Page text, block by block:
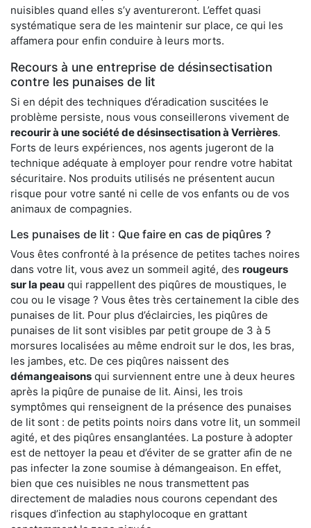
nuisibles quand elles s’y aventureront. L’effet quasi
systématique sera de les maintenir sur place, ce qui les
affamera pour enfin conduire à leurs morts.
Recours à une entreprise de désinsectisation
contre les punaises de lit
Si en dépit des techniques d’éradication suscitées le
problème persiste, nous vous conseillerons vivement de
recourir à une société de désinsectisation à Verrières.
Forts de leurs expériences, nos agents jugeront de la
technique adéquate à employer pour rendre votre habitat
sécuritaire. Nos produits utilisés ne présentent aucun
risque pour votre santé ni celle de vos enfants ou de vos
animaux de compagnies.
Les punaises de lit : Que faire en cas de piqûres ?
Vous êtes confronté à la présence de petites taches noires
dans votre lit, vous avez un sommeil agité, des rougeurs
sur la peau qui rappellent des piqûres de moustiques, le
cou ou le visage ? Vous êtes très certainement la cible des
punaises de lit. Pour plus d’éclaircies, les piqûres de
punaises de lit sont visibles par petit groupe de 3 à 5
morsures localisées au même endroit sur le dos, les bras,
les jambes, etc. De ces piqûres naissent des
démangeaisons qui surviennent entre une à deux heures
après la piqûre de punaise de lit. Ainsi, les trois
symptômes qui renseignent de la présence des punaises
de lit sont : de petits points noirs dans votre lit, un sommeil
agité, et des piqûres ensanglantées. La posture à adopter
est de nettoyer la peau et d’éviter de se gratter afin de ne
pas infecter la zone soumise à démangeaison. En effet,
bien que ces nuisibles ne nous transmettent pas
directement de maladies nous courons cependant des
risques d’infection au staphylocoque en grattant